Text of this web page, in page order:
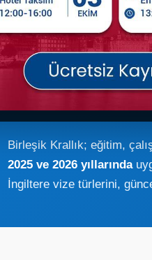
Birleşik Krallık; eğitim,
2025 ve 2026 yıllarında
İngiltere vize türlerini,